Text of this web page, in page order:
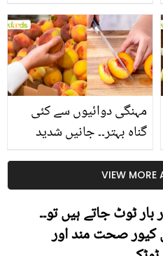
سے متعلق غلط فہمیوں کی
حقیقت کیا ہے اور افواہ
کیا؟
مہنگی دوائیوں سے کئی
گناہ بہتر۔۔ جانیں شدید
کیوں کھانا چاہیے؟
VIEW MORE
ٹوٹ جاتے ہیں تو۔۔
کیور صحت مند اور